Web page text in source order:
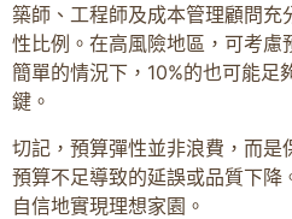
築師、工程師及成本管理顧問充
性比例。在高風險地區，可考慮
簡單的情況下，10%的也可能足
鍵。
切記，預算彈性並非浪費，而是
預算不足導致的延誤或品質下降
自信地實現理想家園。